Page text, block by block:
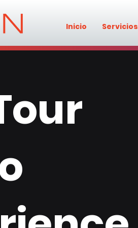
Inicio Servicios